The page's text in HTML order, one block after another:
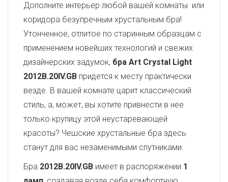
Дополните интерьер любой вашей комнаты или
коридора безупречным хрустальным бра!
Утонченное, отлитое по старинным образцам с
применением новейших технологий и свежих
дизайнерских задумок, бра Art Crystal Light
2012B.20IV.GB придется к месту практически
везде. В вашей комнате царит классический
стиль, а, может, вы хотите привнести в нее
только крупицу этой неустаревающей
красоты? Чешские хрустальные бра здесь
станут для вас незаменимыми спутниками.
Бра 2012B.20IV.GB имеет в распоряжении 1